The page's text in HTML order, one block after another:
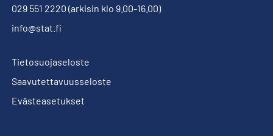
029 551 2220 (arkisin klo 9.00-16.00)
info@stat.fi
Tietosuojaseloste
Saavutettavuusseloste
Evästeasetukset